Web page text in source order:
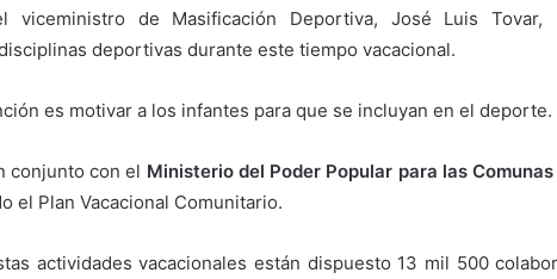
viceministro de Masificación Deportiva, José Luis
deportivas durante este tiempo vacacional.
es motivar a los infantes para que se incluyan en el deporte.
conjunto con el Ministerio del Poder Popular para las
el Plan Vacacional Comunitario.
actividades vacacionales están dispuesto 13 mil 500